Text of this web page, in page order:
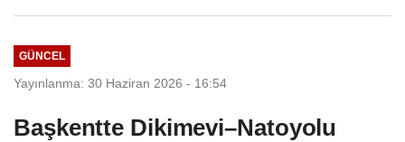
GÜNCEL
Yayınlanma: 30 Haziran 2026 - 16:54
Başkentte Dikimevi–Natoyolu